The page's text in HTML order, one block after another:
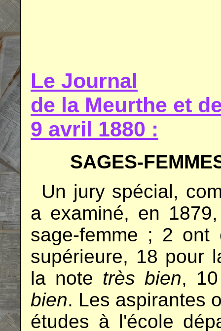
Le Journal
de la Meurthe et
9 avril 1880 :
SAGES-
Un jury spécial,
a examiné, en
sage-femme ; 2 ont
supérieure, 18 pour
la note très bien,
bien. Les aspirantes
études à l'école